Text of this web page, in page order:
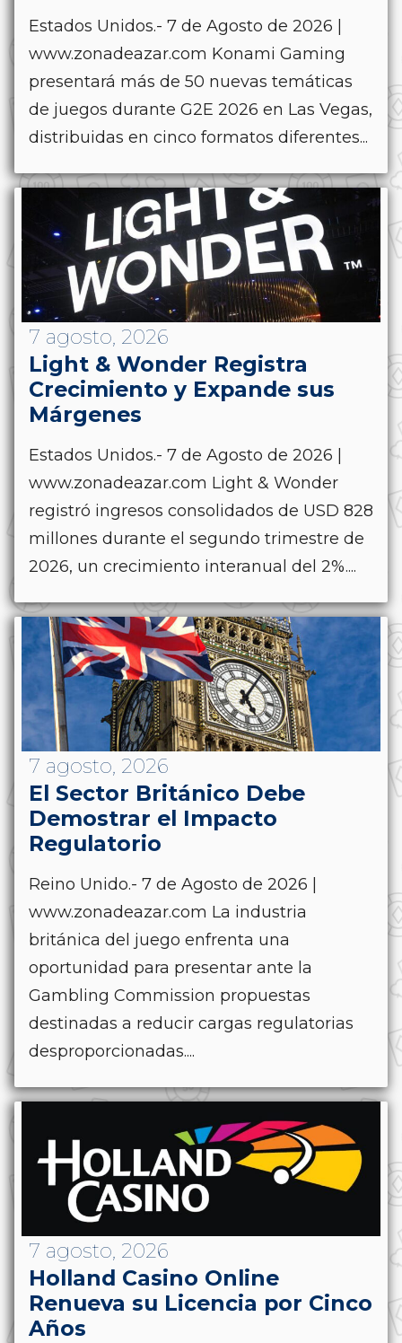
Estados Unidos.- 7 de Agosto de 2026 |
www.zonadeazar.com Konami Gaming
presentará más de 50 nuevas temáticas
de juegos durante G2E 2026 en Las Vegas,
distribuidas en cinco formatos diferentes...
7 agosto, 2026
Light & Wonder Registra
Crecimiento y Expande sus
Márgenes
Estados Unidos.- 7 de Agosto de 2026 |
www.zonadeazar.com Light & Wonder
registró ingresos consolidados de USD 828
millones durante el segundo trimestre de
2026, un crecimiento interanual del 2%....
7 agosto, 2026
El Sector Británico Debe
Demostrar el Impacto
Regulatorio
Reino Unido.- 7 de Agosto de 2026 |
www.zonadeazar.com La industria
británica del juego enfrenta una
oportunidad para presentar ante la
Gambling Commission propuestas
destinadas a reducir cargas regulatorias
desproporcionadas....
7 agosto, 2026
Holland Casino Online
Renueva su Licencia por Cinco
Años